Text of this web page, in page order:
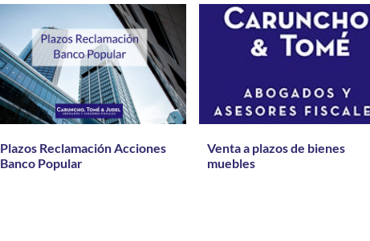
Plazos Reclamación Acciones
Banco Popular
Venta a plazos de bienes
muebles